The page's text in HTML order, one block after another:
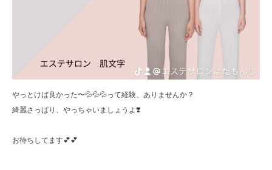
やっとけば良かった〜💦💦💦って経験、ありませんか？
綺麗さっぱり、やっちゃいましょうよ❣️
お待ちしてます💕💕